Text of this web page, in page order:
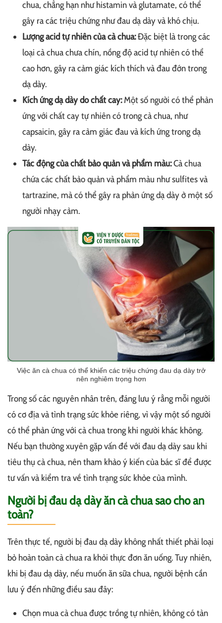
chua, chẳng hạn như histamin và glutamate, có thể
gây ra các triệu chứng như đau dạ dày và khó chịu.
Lượng acid tự nhiên của cà chua:Đặc biệt là trong các
loại cà chua chưa chín, nồng độ acid tự nhiên có thể
cao hơn, gây ra cảm giác kích thích và đau đớn trong
dạ dày.
Kích ứng dạ dày do chất cay:Một số người có thể phản
ứng với chất cay tự nhiên có trong cà chua, như
capsaicin, gây ra cảm giác đau và kích ứng trong dạ
dày.
Tác động của chất bảo quản và phẩm màu:Cà chua
chứa các chất bảo quản và phẩm màu như sulfites và
tartrazine, mà có thể gây ra phản ứng dạ dày ở một số
người nhạy cảm.
Việc ăn cà chua có thể khiến các triệu chứng đau dạ dày trở
nên nghiêm trọng hơn
Trong số các nguyên nhân trên, đáng lưu ý rằng mỗi người
có cơ địa và tình trạng sức khỏe riêng, vì vậy một số người
có thể phản ứng với cà chua trong khi người khác không.
Nếu bạn thường xuyên gặp vấn đề với đau dạ dày sau khi
tiêu thụ cà chua, nên tham khảo ý kiến của bác sĩ để được
tư vấn và kiểm tra về tình trạng sức khỏe của mình.
Người bị đau dạ dày ăn cà chua sao cho an
toàn?
Trên thực tế, người bị đau dạ dày không nhất thiết phải loại
bỏ hoàn toàn cà chua ra khỏi thực đơn ăn uống. Tuy nhiên,
khi bị đau dạ dày, nếu muốn ăn sữa chua, người bệnh cần
lưu ý đến những điều sau đây:
Chọn mua cà chua được trồng tự nhiên, không có tàn